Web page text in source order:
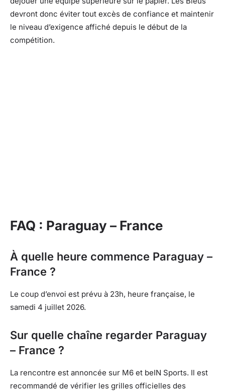
devront donc éviter tout excès de confiance et maintenir
le niveau d’exigence affiché depuis le début de la
compétition.
FAQ : Paraguay – France
À quelle heure commence Paraguay –
France ?
Le coup d’envoi est prévu à 23h, heure française, le
samedi 4 juillet 2026.
Sur quelle chaîne regarder Paraguay
– France ?
La rencontre est annoncée sur M6 et beIN Sports. Il est
recommandé de vérifier les grilles officielles des